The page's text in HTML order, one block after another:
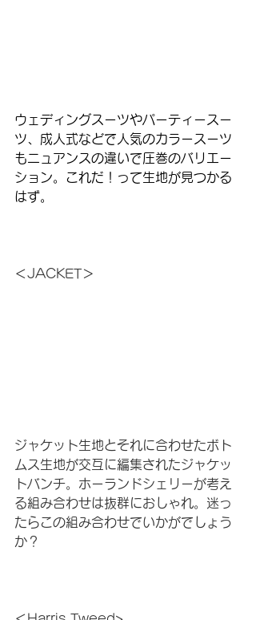
ウェディングスーツやパーティースー
ツ、成人式などで人気のカラースーツ
もニュアンスの違いで圧巻のバリエー
ション。これだ！って生地が見つかる
はず。
＜JACKET＞
ジャケット生地とそれに合わせたボト
ムス生地が交互に編集されたジャケッ
トバンチ。ホーランドシェリーが考え
る組み合わせは抜群におしゃれ。迷っ
たらこの組み合わせでいかがでしょう
か？